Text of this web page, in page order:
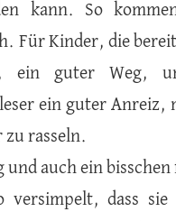
kann. So
Für Kinder, die
ein guter Weg,
ein guter Anreiz,
rasseln.
auch ein
dass